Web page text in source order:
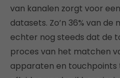
van kanalen zorgt voor
datasets. Zo’n 36% van
echter nog steeds dat de
proces van het matchen
apparaten en